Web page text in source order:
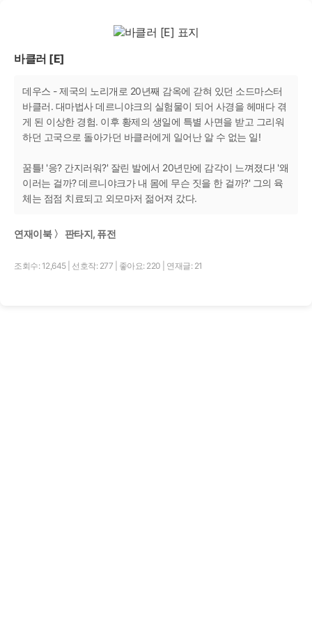
바클러 [E]
데우스 - 제국의 노리개로 20년째 감옥에 갇혀 있던 소드마스터
바클러. 대마법사 데르니야크의 실험물이 되어 사경을 헤매다 겪
게 된 이상한 경험. 이후 황제의 생일에 특별 사면을 받고 그리워
하던 고국으로 돌아가던 바클러에게 일어난 알 수 없는 일!
꿈틀! '응? 간지러워?' 잘린 발에서 20년만에 감각이 느껴졌다! '왜
이러는 걸까? 데르니야크가 내 몸에 무슨 짓을 한 걸까?' 그의 육
체는 점점 치료되고 외모마저 젊어져 갔다.
연재이북 〉 판타지, 퓨전
조회수: 12,645 선호작: 277 좋아요: 220 연재글: 21